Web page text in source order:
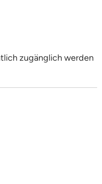
zugänglich werden